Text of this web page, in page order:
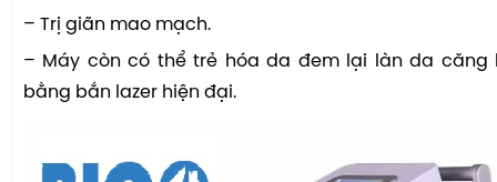
– Trị giãn mao mạch.
– Máy còn có thể trẻ hóa da đem lại làn da căng
bằng bắn lazer hiện đại.